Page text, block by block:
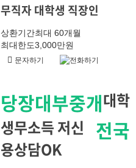
무직자 대학생 직장인
상환기간최대 60개월
최대한도3,000만원
문자하기 전화하기
당장대부중개
전국
대학
생무소득 저신
용상담OK